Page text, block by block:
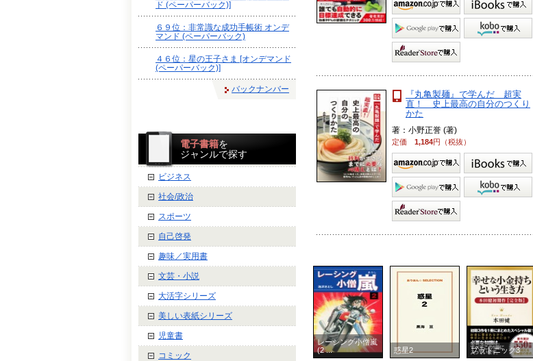
『丸亀製麺』で学んだ 超実
直！ 史上最高の自分のつくり
かた
著：小野正誉 (著)
定価 1,184円（税抜）
ド (ペーパーバック)]
６９位：非常識な成功手帳術 オンデ
マンド (ペーパーバック)
４６位：星の王子さま [オンデマンド
(ペーパーバック)]
バックナンバー
電子書籍を
ジャンルで探す
ビジネス
社会/政治
スポーツ
自己啓発
趣味／実用書
文芸・小説
大活字シリーズ
美しい表紙シリーズ
児童書
コミック
レーシング小僧嵐
(2 ...
惑星2 プラトニック3